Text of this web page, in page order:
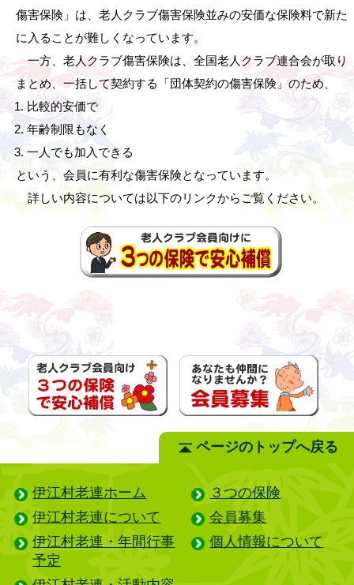
傷害保険」は、老人クラブ傷害保険並みの安価な保険料で新た
に入ることが難しくなっています。
一方、老人クラブ傷害保険は、全国老人クラブ連合会が取り
まとめ、一括して契約する「団体契約の傷害保険」のため、
比較的安価で
年齢制限もなく
一人でも加入できる
という、会員に有利な傷害保険となっています。
詳しい内容については以下のリンクからご覧ください。
ページのトップへ戻る
伊江村老連ホーム
伊江村老連について
伊江村老連・年間行事
予定
３つの保険
会員募集
個人情報について